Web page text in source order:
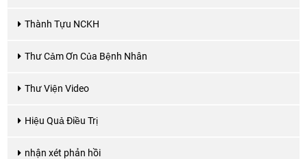
Thành Tựu NCKH
Thư Cảm Ơn Của Bệnh Nhân
Thư Viện Video
Hiệu Quả Điều Trị
nhận xét phản hồi